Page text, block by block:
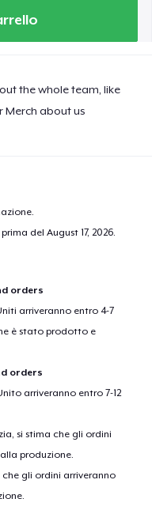
the whole team, like
Merch about us
prima delAugust 17, 2026.
orders
arriveranno entro 4-7
è stato prodotto e
orders
arriveranno entro 7-12
si stima che gli ordini
produzione.
che gli ordini arriveranno